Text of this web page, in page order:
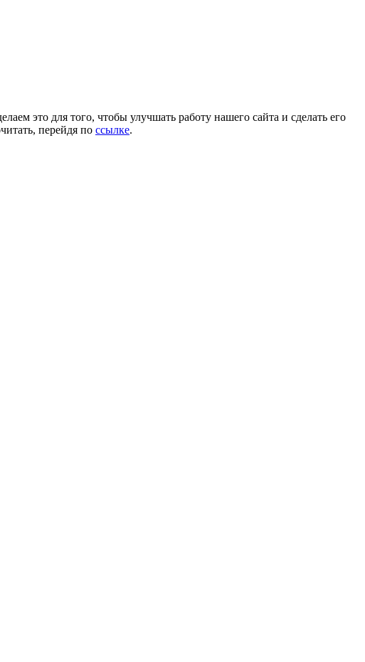
это для того, чтобы улучшать работу нашего сайта и сделать его
перейдя по ссылке.